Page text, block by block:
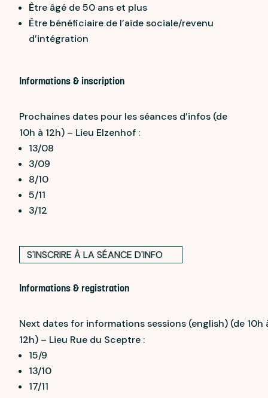
Être âgé de 50 ans et plus
Être bénéficiaire de l’aide sociale/revenu
d’intégration
Informations & inscription
Prochaines dates pour les séances d’infos (de
10h à 12h) – Lieu Elzenhof :
13/08
3/09
8/10
5/11
3/12
S'INSCRIRE À LA SÉANCE D'INFO
Informations & registration
Next dates for informations sessions (english) (de 10h
12h) – Lieu Rue du Sceptre :
15/9
13/10
17/11